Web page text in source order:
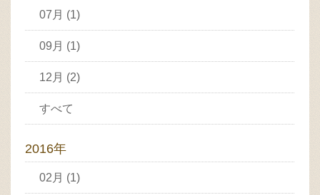
07月 (1)
09月 (1)
12月 (2)
すべて
2016年
02月 (1)